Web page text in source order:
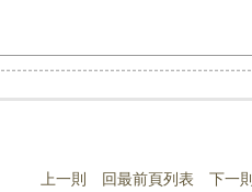
上一則 回最前頁列表 下一則